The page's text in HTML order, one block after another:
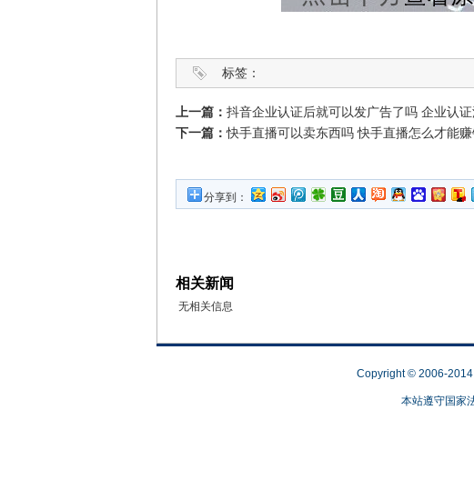
标签：
上一篇： 抖音企业认证后就可以发广告了吗 企业认
下一篇：快手直播可以卖东西吗 快手直播怎么才能
分享到：
相关新闻
无相关信息
Copyright © 2006-2014
本站遵守国家